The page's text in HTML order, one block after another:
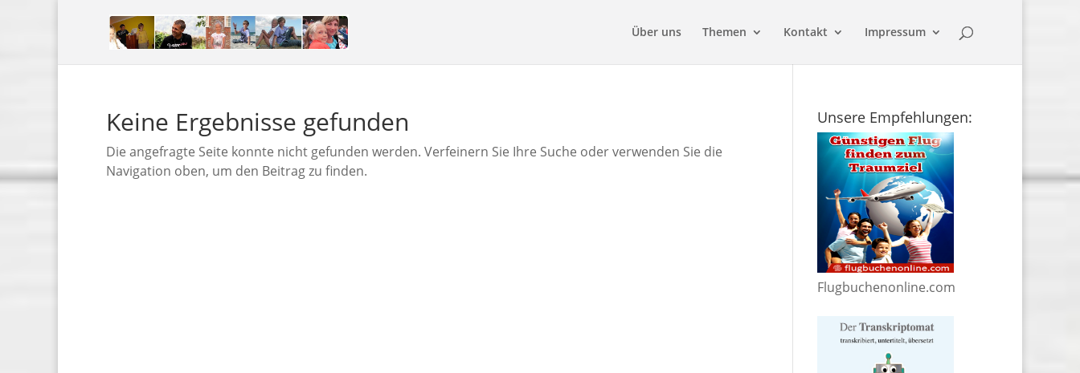
Über uns Themen Kontakt Impressum
Keine Ergebnisse gefunden
Die angefragte Seite konnte nicht gefunden werden. Verfeinern Sie Ihre Suche oder verwenden Sie die
Navigation oben, um den Beitrag zu finden.
Unsere Empfehlungen:
Flugbuchenonline.com